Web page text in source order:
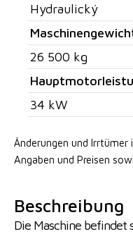
Hydraulický
26 500 kg
34 kW
Änderungen und Irrtümer
Angaben und Preisen
Beschreibung
Die Maschine befindet